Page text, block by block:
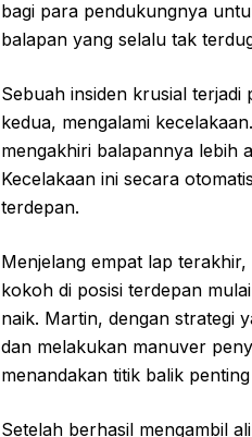
bagi para pendukungnya
balapan yang selalu tak
Sebuah insiden krusial terjadi
kedua, mengalami
mengakhiri balapannya lebih
Kecelakaan ini secara
terdepan.
Menjelang empat lap
kokoh di posisi terdepan
naik. Martin, dengan strategi
dan melakukan manuver
menandakan titik balik
Setelah berhasil mengambil